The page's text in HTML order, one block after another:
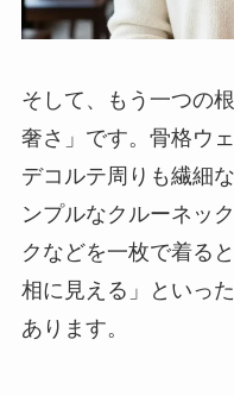
そして、もう一つの
奢さ」です。骨格ウ
デコルテ周りも繊細
ンプルなクルーネッ
クなどを一枚で着ると
相に見える」といっ
あります。